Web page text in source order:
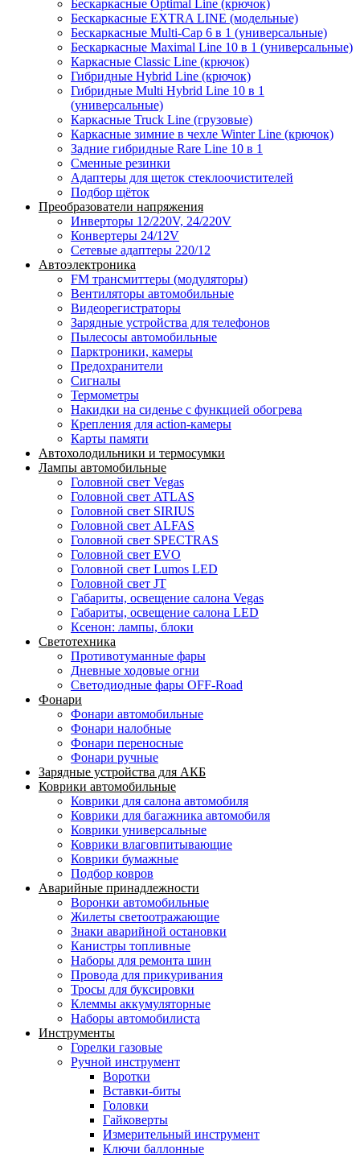
Бескаркасные Optimal Line (крючок)
Бескаркасные EXTRA LINE (модельные)
Бескаркасные Multi-Cap 6 в 1 (универсальные)
Бескаркасные Maximal Line 10 в 1 (универсальные)
Каркасные Classic Line (крючок)
Гибридные Hybrid Line (крючок)
Гибридные Multi Hybrid Line 10 в 1
(универсальные)
Каркасные Truck Line (грузовые)
Каркасные зимние в чехле Winter Line (крючок)
Задние гибридные Rare Line 10 в 1
Сменные резинки
Адаптеры для щеток стеклоочистителей
Подбор щёток
Преобразователи напряжения
Инверторы 12/220V, 24/220V
Конвертеры 24/12V
Сетевые адаптеры 220/12
Автоэлектроника
FM трансмиттеры (модуляторы)
Вентиляторы автомобильные
Видеорегистраторы
Зарядные устройства для телефонов
Пылесосы автомобильные
Парктроники, камеры
Предохранители
Сигналы
Термометры
Накидки на сиденье с функцией обогрева
Крепления для action-камеры
Карты памяти
Автохолодильники и термосумки
Лампы автомобильные
Головной свет Vegas
Головной свет ATLAS
Головной свет SIRIUS
Головной свет ALFAS
Головной свет SPECTRAS
Головной свет EVO
Головной свет Lumos LED
Головной свет JT
Габариты, освещение салона Vegas
Габариты, освещение салона LED
Ксенон: лампы, блоки
Светотехника
Противотуманные фары
Дневные ходовые огни
Светодиодные фары OFF-Road
Фонари
Фонари автомобильные
Фонари налобные
Фонари переносные
Фонари ручные
Зарядные устройства для АКБ
Коврики автомобильные
Коврики для салона автомобиля
Коврики для багажника автомобиля
Коврики универсальные
Коврики влаговпитывающие
Коврики бумажные
Подбор ковров
Аварийные принадлежности
Воронки автомобильные
Жилеты светоотражающие
Знаки аварийной остановки
Канистры топливные
Наборы для ремонта шин
Провода для прикуривания
Тросы для буксировки
Клеммы аккумуляторные
Наборы автомобилиста
Инструменты
Горелки газовые
Ручной инструмент
Воротки
Вставки-биты
Головки
Гайковерты
Измерительный инструмент
Ключи баллонные